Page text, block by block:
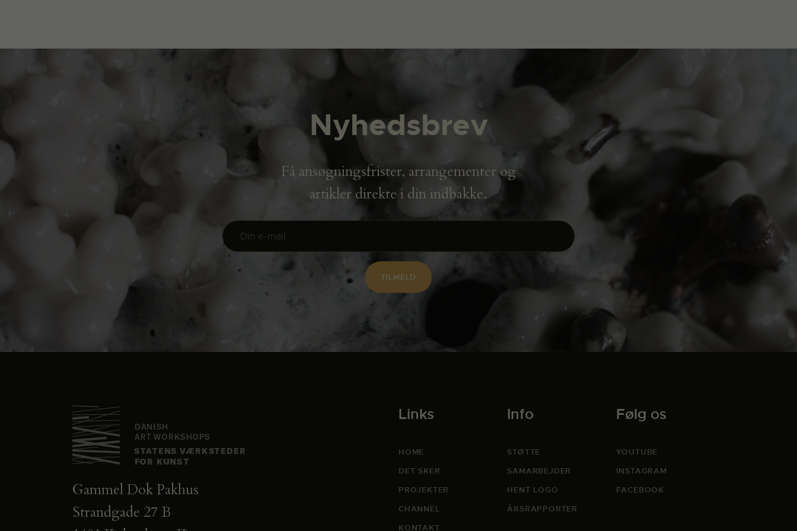
Nyhedsbrev
Få ansøgningsfrister, arrangementer og
artikler direkte i din indbakke.
Gammel Dok Pakhus
Strandgade 27 B
Links
HOME
DET SKER
PROJEKTER
CHANNEL
KONTAKT
Info
STØTTE
SAMARBEJDER
HENT LOGO
ÅRSRAPPORTER
Følg os
YOUTUBE
INSTAGRAM
FACEBOOK